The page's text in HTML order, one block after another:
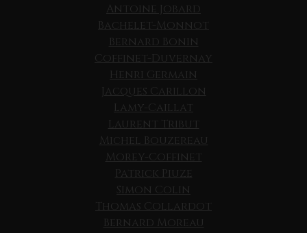
Antoine Jobard
Bachelet-Monnot
Bernard Bonin
Coffinet-Duvernay
Henri Germain
Jacques Carillon
Lamy-Caillat
Laurent Tribut
Michel Bouzereau
Morey-Coffinet
Patrick Piuze
Simon Colin
Thomas Collardot
Bernard Moreau